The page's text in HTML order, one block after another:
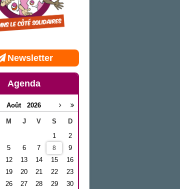
Newsletter
Agenda
Août 2026
M J V S
D
1
2
5 6 7 8
9
12 13 14 15
16
19 20 21 22
23
26 27 28 29
30